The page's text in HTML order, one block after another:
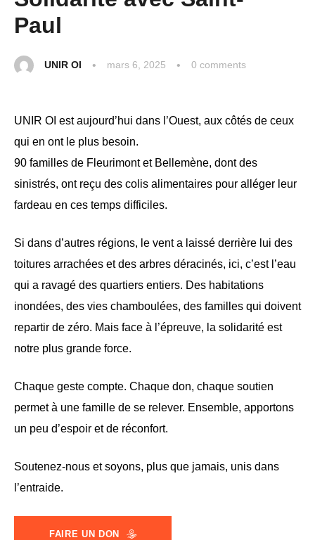
Paul
UNIR OI mars 6, 2025 0 comments
UNIR OI est aujourd’hui dans l’Ouest, aux côtés de ceux
qui en ont le plus besoin.
90 familles de Fleurimont et Bellemène, dont des
sinistrés, ont reçu des colis alimentaires pour alléger leur
fardeau en ces temps difficiles.
Si dans d’autres régions, le vent a laissé derrière lui des
toitures arrachées et des arbres déracinés, ici, c’est l’eau
qui a ravagé des quartiers entiers. Des habitations
inondées, des vies chamboulées, des familles qui doivent
repartir de zéro. Mais face à l’épreuve, la solidarité est
notre plus grande force.
Chaque geste compte. Chaque don, chaque soutien
permet à une famille de se relever. Ensemble, apportons
un peu d’espoir et de réconfort.
Soutenez-nous et soyons, plus que jamais, unis dans
l’entraide.
FAIRE UN DON